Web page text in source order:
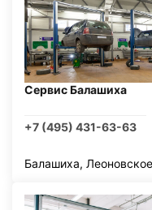
Сервис Балашиха
+7 (495) 431-63-63
Балашиха,